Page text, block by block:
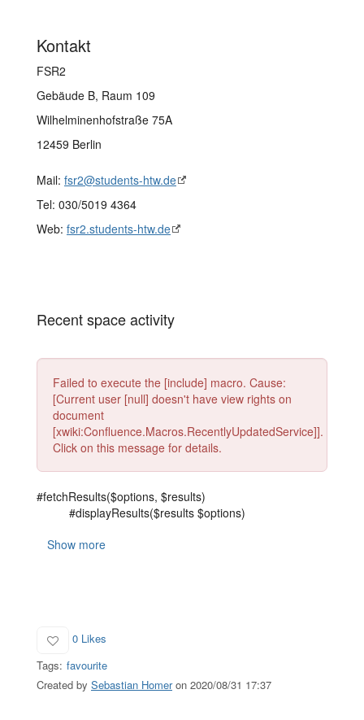
Kontakt
FSR2
Gebäude B, Raum 109
Wilhelminenhofstraße 75A
12459 Berlin
Mail: fsr2@students-htw.de
Tel: 030/5019 4364
Web: fsr2.students-htw.de
Recent space activity
Failed to execute the [include] macro. Cause:
[Current user [null] doesn't have view rights on
document
[xwiki:Confluence.Macros.RecentlyUpdatedService]].
Click on this message for details.
#fetchResults($options, $results)
#displayResults($results $options)
Show more
0 Likes
Tags: favourite
Created by Sebastian Homeron 2020/08/31 17:37